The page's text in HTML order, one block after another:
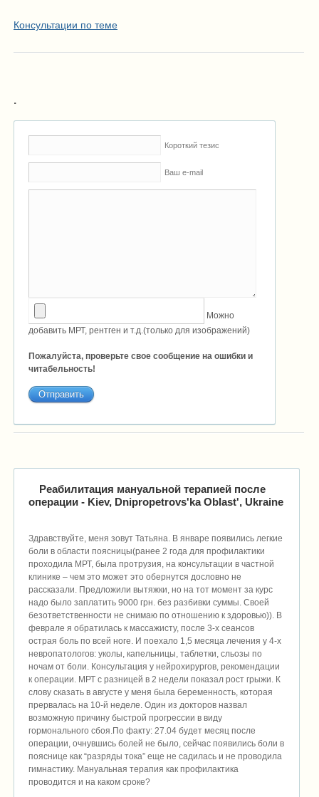
Консультации по теме
.
Короткий тезис
Ваш e-mail
Можно
добавить МРТ, рентген и т.д.(только для изображений)
Пожалуйста, проверьте свое сообщение на ошибки и
читабельность!
Реабилитация мануальной терапией после
операции - Kiev, Dnipropetrovs'ka Oblast', Ukraine
Здравствуйте, меня зовут Татьяна. В январе появились легкие
боли в области поясницы(ранее 2 года для профилактики
проходила МРТ, была протрузия, на консультации в частной
клинике – чем это может это обернутся дословно не
рассказали. Предложили вытяжки, но на тот момент за курс
надо было заплатить 9000 грн. без разбивки суммы. Своей
безответственности не снимаю по отношению к здоровью)). В
феврале я обратилась к массажисту, после 3-х сеансов
острая боль по всей ноге. И поехало 1,5 месяца лечения у 4-х
невропатологов: уколы, капельницы, таблетки, сльозы по
ночам от боли. Консультация у нейрохирургов, рекомендации
к операции. МРТ с разницей в 2 недели показал рост грыжи. К
слову сказать в августе у меня была беременность, которая
прервалась на 10-й неделе. Один из докторов назвал
возможную причину быстрой прогрессии в виду
гормонального сбоя.По факту: 27.04 будет месяц после
операции, очнувшись болей не было, сейчас появились боли в
пояснице как “разряды тока” еще не садилась и не проводила
гимнастику. Мануальная терапия как профилактика
проводится и на каком сроке?